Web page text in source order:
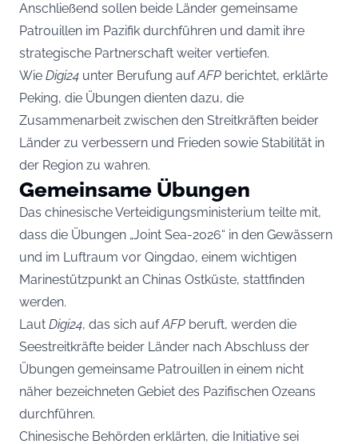
Anschließend sollen beide Länder gemeinsame
Patrouillen im Pazifik durchführen und damit ihre
strategische Partnerschaft weiter vertiefen.
Wie Digi24 unter Berufung aufAFP berichtet, erklärte
Peking, die Übungen dienten dazu, die
Zusammenarbeit zwischen den Streitkräften beider
Länder zu verbessern und Frieden sowie Stabilität in
der Region zu wahren.
Gemeinsame Übungen
Das chinesische Verteidigungsministerium teilte mit,
dass die Übungen „Joint Sea-2026“ in den Gewässern
und im Luftraum vor Qingdao, einem wichtigen
Marinestützpunkt an Chinas Ostküste, stattfinden
werden.
Laut Digi24, das sich aufAFP beruft, werden die
Seestreitkräfte beider Länder nach Abschluss der
Übungen gemeinsame Patrouillen in einem nicht
näher bezeichneten Gebiet des Pazifischen Ozeans
durchführen.
Chinesische Behörden erklärten, die Initiative sei